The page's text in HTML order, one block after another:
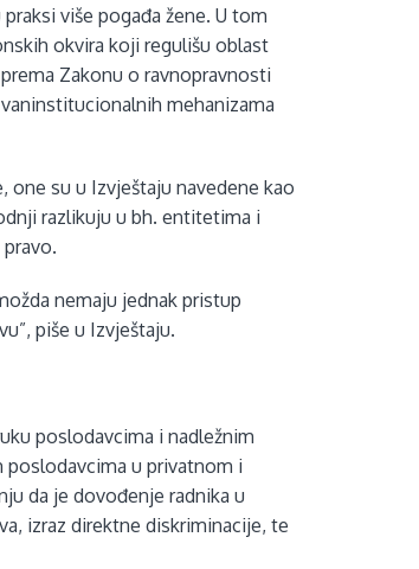
više pogađa žene. U tom
okvira koji regulišu oblast
Zakonu o ravnopravnosti
mehanizama
one su u Izvještaju navedene kao
razlikuju u bh. entitetima i
nemaju jednak pristup
piše u Izvještaju.
poslodavcima i nadležnim
u privatnom i
da je dovođenje radnika u
izraz direktne diskriminacije, te